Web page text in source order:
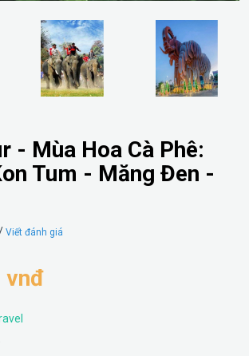
- Mùa Hoa Cà Phê:
Tum - Măng Đen -
Viết đánh giá
vnđ